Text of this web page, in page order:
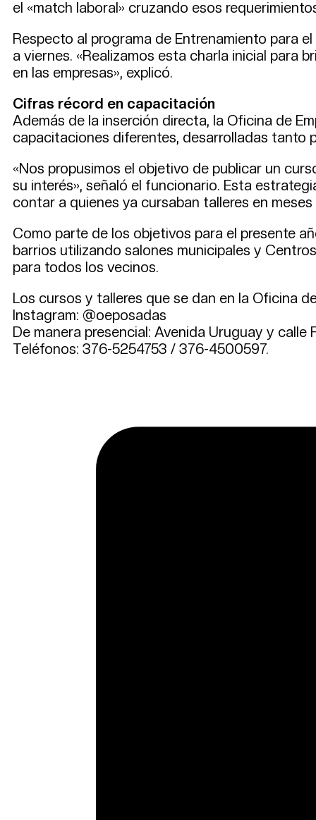
el «match laboral» cruzando esos
Respecto al programa de Entrenamiento para
a viernes. «Realizamos esta charla inicial para
en las empresas», explicó.
Cifras récord en capacitación
Además de la inserción directa, la Oficina de
capacitaciones diferentes, desarrolladas tanto
«Nos propusimos el objetivo de publicar un
su interés», señaló el funcionario. Esta
contar a quienes ya cursaban talleres en
Como parte de los objetivos para el presente
barrios utilizando salones municipales y
para todos los vecinos.
Los cursos y talleres que se dan en la Oficina
Instagram: @oeposadas
De manera presencial: Avenida Uruguay y
Teléfonos: 376-5254753 / 376-4500597.